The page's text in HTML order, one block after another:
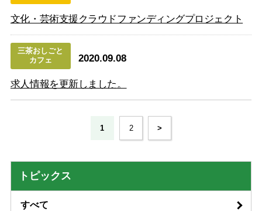
文化・芸術支援クラウドファンディングプロジェクト
三茶おしごと
カフェ
2020.09.08
求人情報を更新しました。
1 2 >
トピックス
すべて